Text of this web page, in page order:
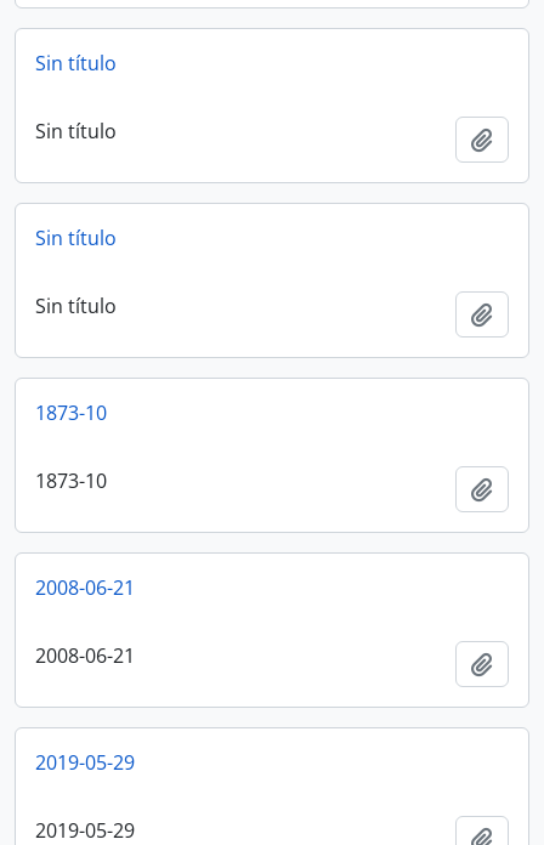
Sin título
Sin título
Sin título
Sin título
1873-10
1873-10
2008-06-21
2008-06-21
2019-05-29
2019-05-29